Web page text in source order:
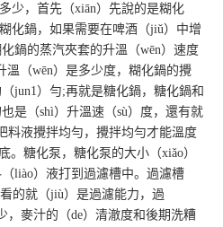
少，首先（xiān）先說的是糊化
化鍋，如果需要在啤酒（jiǔ）中增
鍋的蒸汽夾套的升溫（wēn）速度
溫（wēn）是多少度，糊化鍋的攪
jun1）勻;再就是糖化鍋，糖化鍋和
是（shì）升溫速（sù）度，還有就
料液攪拌均勻，攪拌均勻才能溫度
。糖化泵，糖化泵的大小（xiǎo）
liào）液打到過濾槽中。過濾槽
看的就（jiù）是過濾能力，過
，麥汁的（de）清澈度和後期洗糟